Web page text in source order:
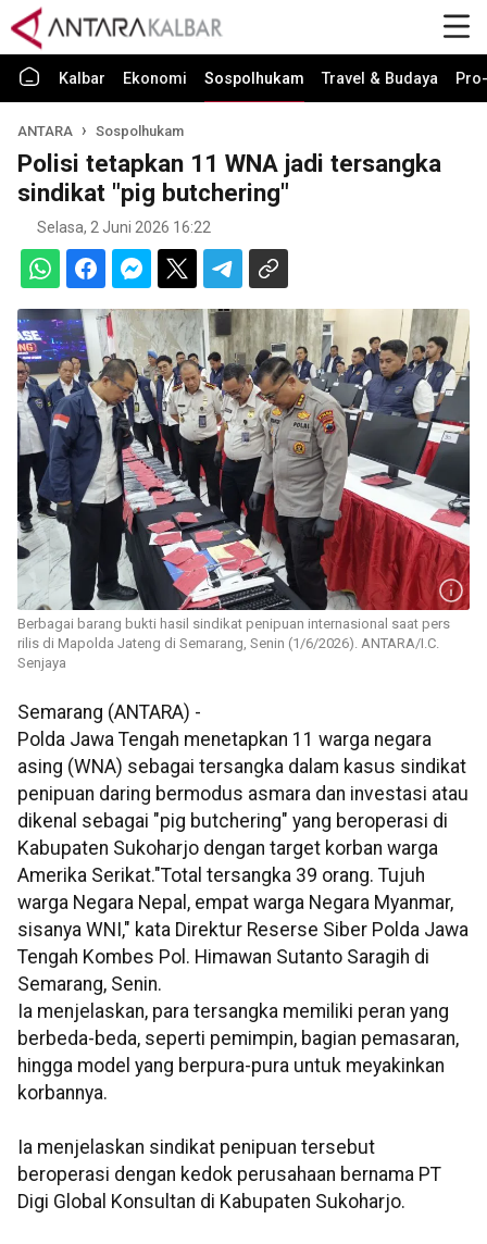
Kalbar Ekonomi Sospolhukam Travel & Budaya
ANTARA Sospolhukam
Polisi tetapkan 11 WNA jadi tersangka
sindikat "pig butchering"
Selasa, 2 Juni 2026 16:22
Berbagai barang bukti hasil sindikat penipuan internasional saat pers
rilis di Mapolda Jateng di Semarang, Senin (1/6/2026). ANTARA/I.C.
Senjaya
Semarang (ANTARA) -
Polda Jawa Tengah menetapkan 11 warga negara
asing (WNA) sebagai tersangka dalam kasus sindikat
penipuan daring bermodus asmara dan investasi atau
dikenal sebagai "pig butchering" yang beroperasi di
Kabupaten Sukoharjo dengan target korban warga
Amerika Serikat."Total tersangka 39 orang. Tujuh
warga Negara Nepal, empat warga Negara Myanmar,
sisanya WNI," kata Direktur Reserse Siber Polda Jawa
Tengah Kombes Pol. Himawan Sutanto Saragih di
Semarang, Senin.
Ia menjelaskan, para tersangka memiliki peran yang
berbeda-beda, seperti pemimpin, bagian pemasaran,
hingga model yang berpura-pura untuk meyakinkan
korbannya.
Ia menjelaskan sindikat penipuan tersebut
beroperasi dengan kedok perusahaan bernama PT
Digi Global Konsultan di Kabupaten Sukoharjo.